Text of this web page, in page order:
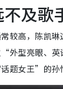
及歌
较高，陈凯
外型亮眼、
题女王”的孙